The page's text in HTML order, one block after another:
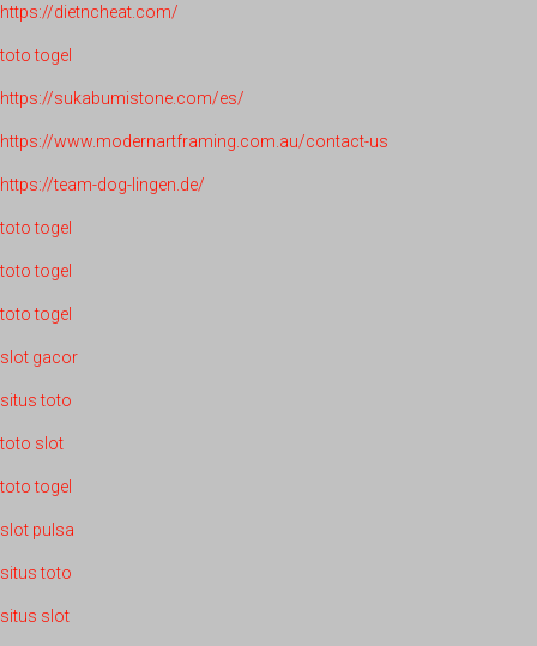
https://dietncheat.com/
toto togel
https://sukabumistone.com/es/
https://www.modernartframing.com.au/contact-us
https://team-dog-lingen.de/
toto togel
toto togel
toto togel
slot gacor
situs toto
toto slot
toto togel
slot pulsa
situs toto
situs slot